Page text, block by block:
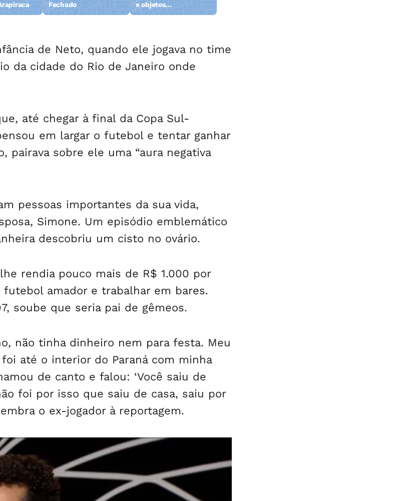
Fechado
e objetos
abandonados na orla
de Neto, quando ele jogava no time
da cidade do Rio de Janeiro onde
até chegar à final da Copa Sul-
em largar o futebol e tentar ganhar
pairava sobre ele uma “aura negativa
pessoas importantes da sua vida,
Simone. Um episódio emblemático
descobriu um cisto no ovário.
rendia pouco mais de R$ 1.000 por
amador e trabalhar em bares.
soube que seria pai de gêmeos.
não tinha dinheiro nem para festa. Meu
até o interior do Paraná com minha
de canto e falou: ‘Você saiu de
foi por isso que saiu de casa, saiu por
o ex-jogador à reportagem.